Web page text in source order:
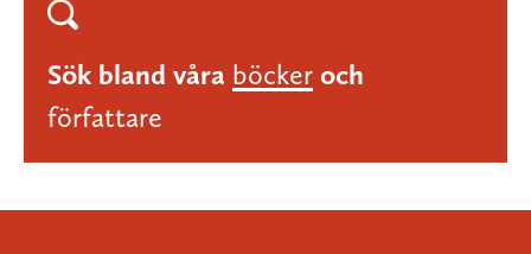
Sök bland våra böcker och
författare